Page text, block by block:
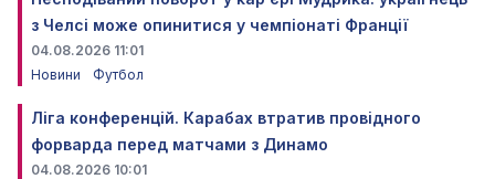
з Челсі може опинитися у чемпіонаті Франції
04.08.2026 11:01
Новини
Футбол
Ліга конференцій. Карабах втратив провідного
форварда перед матчами з Динамо
04.08.2026 10:01